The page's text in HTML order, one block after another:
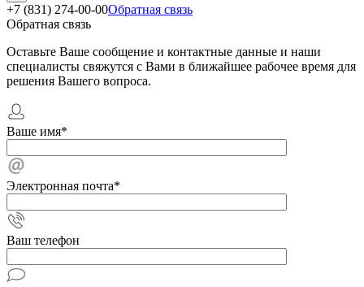
+7 (831) 274-00-00Обратная связь
Обратная связь
Оставьте Ваше сообщение и контактные данные и наши
специалисты свяжутся с Вами в ближайшее рабочее время для
решения Вашего вопроса.
Ваше имя*
Электронная почта*
Ваш телефон